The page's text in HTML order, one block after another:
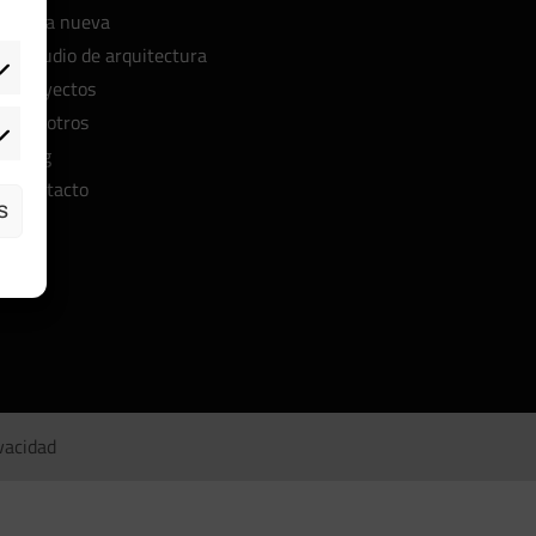
Obra nueva
Estudio de arquitectura
Proyectos
Nosotros
Blog
Contacto